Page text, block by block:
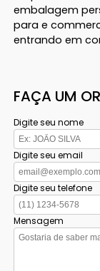
embalagem
para e
entrando em
FAÇA UM
Digite seu nome
Digite seu email
Digite seu telefone
Mensagem